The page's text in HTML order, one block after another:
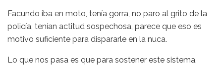
Facundo iba en moto, tenía gorra, no paro al grito de la
policía, tenían actitud sospechosa, parece que eso es
motivo suficiente para dispararle en la nuca.
Lo que nos pasa es que para sostener este sistema,